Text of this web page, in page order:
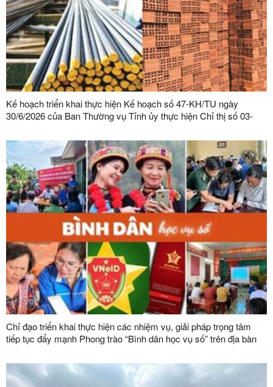
Kế hoạch triển khai thực hiện Kế hoạch số 47-KH/TU ngày
30/6/2026 của Ban Thường vụ Tỉnh ủy thực hiện Chỉ thị số 03-
đạo của Đảng đối với công tác quản lý, phát triển vật liệu xây
dựng trong giai đoạn mới
Chỉ đạo triển khai thực hiện các nhiệm vụ, giải pháp trọng tâm
tiếp tục đẩy mạnh Phong trào “Bình dân học vụ số” trên địa bàn